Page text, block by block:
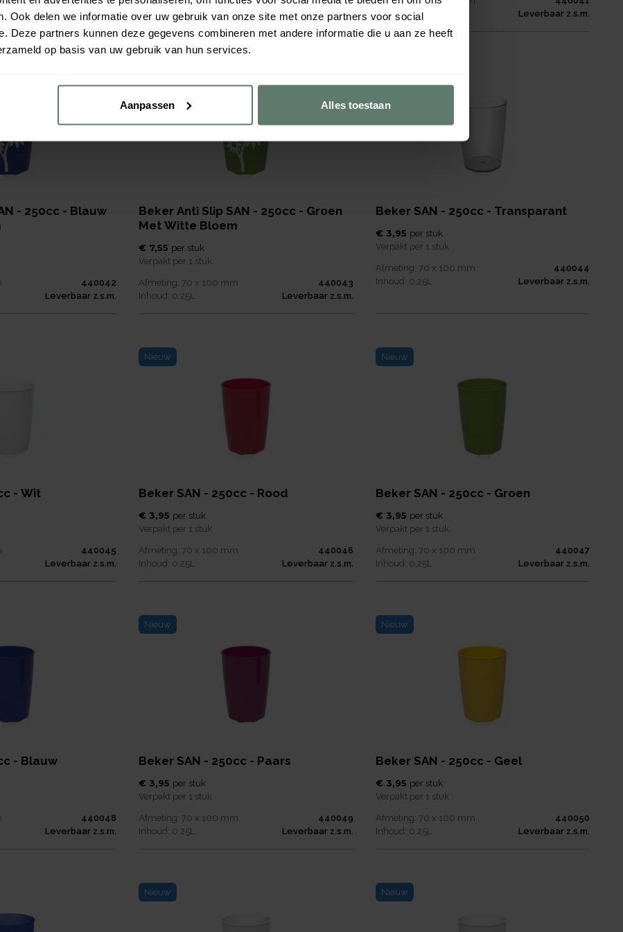
Ook delen we informatie over uw gebruik van onze site met onze partners voor social
Deze partners kunnen deze gegevens combineren met andere informatie die u aan ze heeft
op basis van uw gebruik van hun services.
Aanpassen Alles toestaan
Direct leverbaar
Inhoud: 0,25L
Leverbaar z.s.m.
Inhoud: 0,25
Leverbaar z.s.m.
- 250cc - Blauw
440042
Leverbaar z.s.m.
Beker Anti Slip SAN - 250cc - Groen
Met Witte Bloem
€ 7,55 per stuk
Verpakt per 1 stuk
Afmeting: 70 x 100 mm
Inhoud: 0,25L
440043
Leverbaar z.s.m.
Beker SAN - 250cc - Transparant
€ 3,95 per stuk
Verpakt per 1 stuk
Afmeting: 70 x 100 mm
Inhoud: 0,25L
440044
Leverbaar z.s.m.
- Wit
440045
Leverbaar z.s.m.
Nieuw
Beker SAN - 250cc - Rood
€ 3,95 per stuk
Verpakt per 1 stuk
Afmeting: 70 x 100 mm
Inhoud: 0,25L
440046
Leverbaar z.s.m.
Nieuw
Beker SAN - 250cc - Groen
€ 3,95 per stuk
Verpakt per 1 stuk
Afmeting: 70 x 100 mm
Inhoud: 0,25L
440047
Leverbaar z.s.m.
- Blauw
440048
Leverbaar z.s.m.
Nieuw
Beker SAN - 250cc - Paars
€ 3,95 per stuk
Verpakt per 1 stuk
Afmeting: 70 x 100 mm
Inhoud: 0,25L
440049
Leverbaar z.s.m.
Nieuw
Beker SAN - 250cc - Geel
€ 3,95 per stuk
Verpakt per 1 stuk
Afmeting: 70 x 100 mm
Inhoud: 0,25L
440050
Leverbaar z.s.m.
Nieuw Nieuw